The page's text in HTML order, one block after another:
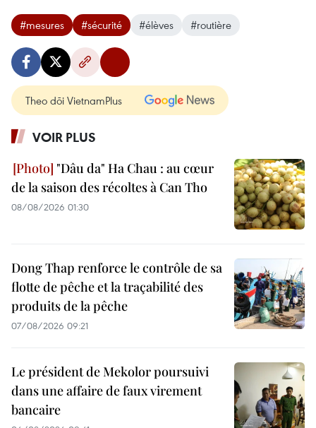
#mesures #sécurité #élèves #routière
Theo dõi VietnamPlus
VOIR PLUS
"Dâu da" Ha Chau : au cœur
de la saison des récoltes à Can Tho
08/08/2026 01:30
Dong Thap renforce le contrôle de sa
flotte de pêche et la traçabilité des
produits de la pêche
07/08/2026 09:21
Le président de Mekolor poursuivi
dans une affaire de faux virement
bancaire